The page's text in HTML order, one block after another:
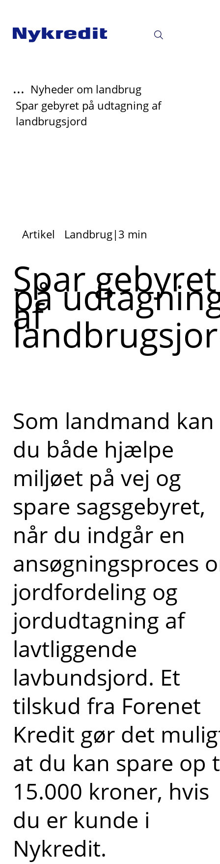
... Nyheder om landbrug
Spar gebyret på udtagning af
landbrugsjord
Artikel Landbrug|3 min
Spar gebyret
på
af
Som landmand kan
du både hjælpe
miljøet på vej og
spare sagsgebyret,
når du indgår en
ansøgningsproces
jordfordeling og
jordudtagning af
lavtliggende
lavbundsjord. Et
tilskud fra Forenet
Kredit gør det
at du kan spare op
15.000 kroner, hvis
du er kunde i
Nykredit.